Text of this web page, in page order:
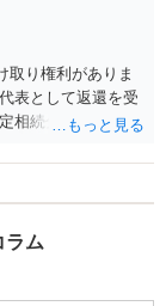
取り権利がありま
表として返還を受
相続分に基づいて
ラム